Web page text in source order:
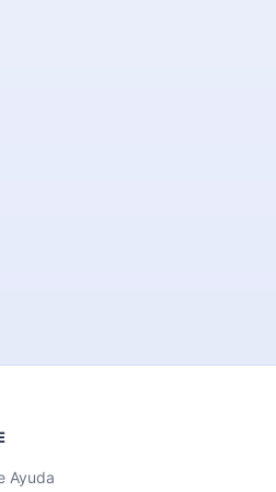
Ayuda